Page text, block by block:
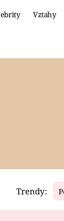
Vztahy
Video
Trendy: